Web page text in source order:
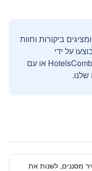
ביקורות וחוות
על ידי
משתמשים אמיתיים דרך HotelsCombined או עם
מסננים, לשנות את